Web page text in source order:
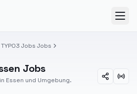
TYPO3 Jobs Jobs
Jobs
Essen und Umgebung.